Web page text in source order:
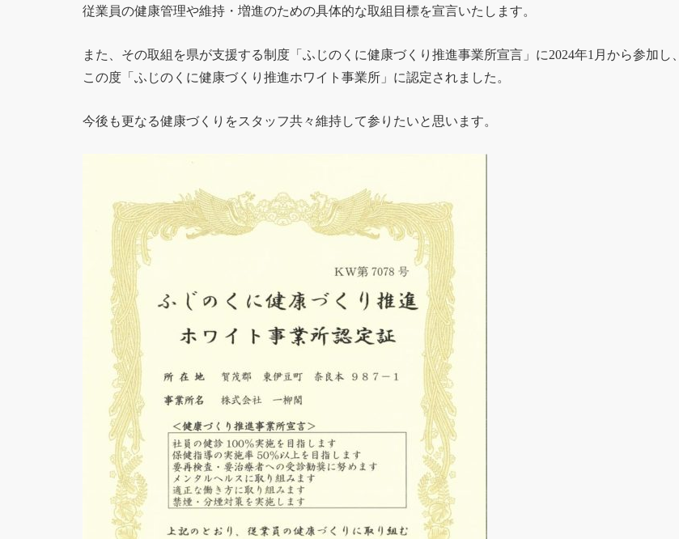
従業員の健康管理や維持・増進のための具体的な取組目標を宣言いたします。
また、その取組を県が支援する制度「ふじのくに健康づくり推進事業所宣言」に2024年1月から参加し、
この度「ふじのくに健康づくり推進ホワイト事業所」に認定されました。
今後も更なる健康づくりをスタッフ共々維持して参りたいと思います。